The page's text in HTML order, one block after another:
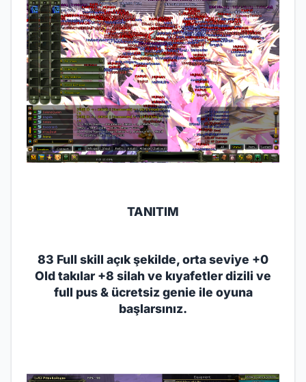
TANITIM
83 Full skill açık şekilde, orta seviye +0
Old takılar +8 silah ve kıyafetler dizili ve
full pus & ücretsiz genie ile oyuna
başlarsınız.